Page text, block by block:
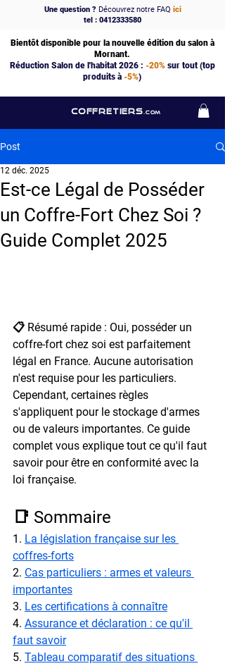
COFFRETIERS .COM
Une question ?Découvrez notre FAQ ici
tel : 0412333580
Bientôt disponible pour la nouvelle édition du salon à
Mornant.
Réduction Salon de l'habitat 2026 : -20%sur tout (top
produits à -5%)
Post
Est-ce Légal de Posséder
un Coffre-Fort Chez Soi ?
Guide Complet 2025
12 déc. 2025
📋 Résumé rapide : Oui, posséder un
coffre-fort chez soi est parfaitement
légal en France. Aucune autorisation
n'est requise pour les particuliers.
Cependant, certaines règles
s'appliquent pour le stockage d'armes
ou de valeurs importantes. Ce guide
complet vous explique tout ce qu'il faut
savoir pour être en conformité avec la
loi française.
📑 Sommaire
1. La législation française sur les
coffres-forts
2. Cas particuliers : armes et valeurs
importantes
3. Les certifications à connaître
4. Assurance et déclaration : ce qu'il
faut savoir
5. Tableau comparatif des situations